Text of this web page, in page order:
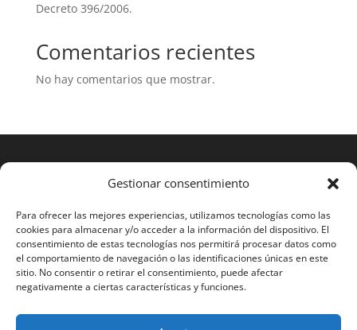
Gestionar consentimiento
Para ofrecer las mejores experiencias, utilizamos tecnologías como las
cookies para almacenar y/o acceder a la información del dispositivo. El
consentimiento de estas tecnologías nos permitirá procesar datos como
el comportamiento de navegación o las identificaciones únicas en este
sitio. No consentir o retirar el consentimiento, puede afectar
negativamente a ciertas características y funciones.
Decreto 396/2006.
Comentarios recientes
No hay comentarios que mostrar.